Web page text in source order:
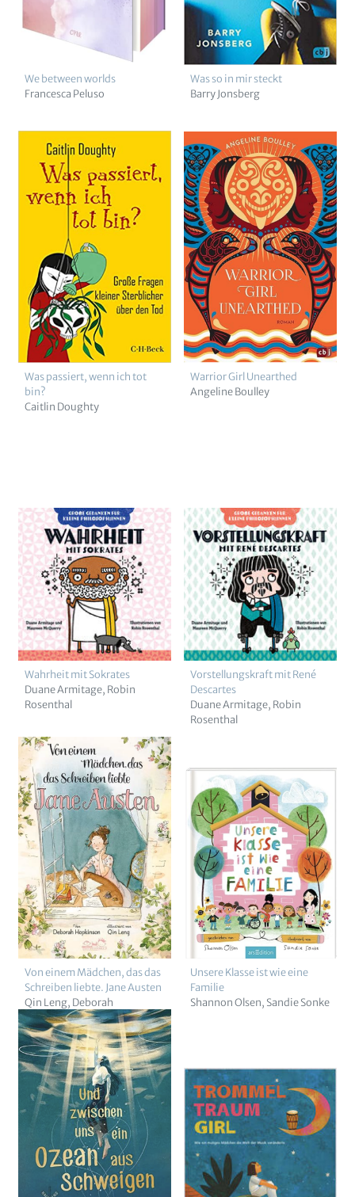
We between worlds
Francesca Peluso
Was so in mir steckt
Barry Jonsberg
Was passiert, wenn ich tot
bin?
Caitlin Doughty
Warrior Girl Unearthed
Angeline Boulley
Wahrheit mit Sokrates
Duane Armitage Robin
Rosenthal
Vorstellungskraft mit René
Descartes
Duane Armitage Robin
Rosenthal
Von einem Mädchen, das das
Schreiben liebte. Jane Austen
Qin Leng Deborah
Hopkinson
Unsere Klasse ist wie eine
Familie
Shannon Olsen Sandie Sonke